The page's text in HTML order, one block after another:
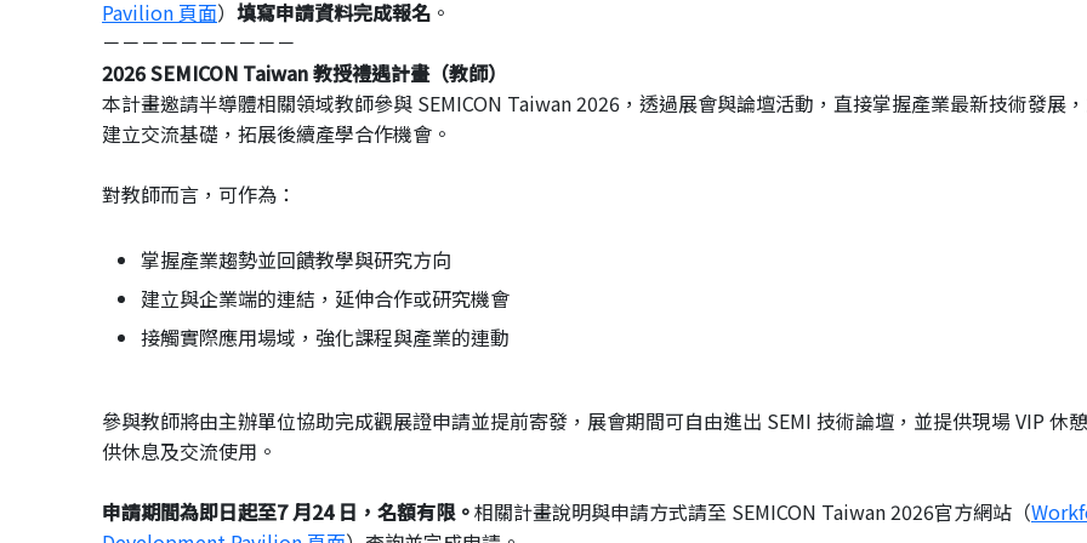
Pavilion 頁面） 填寫申請資料完成報名 。
－－－－－－－－－－
2026 SEMICON Taiwan 教授禮遇計畫（教師）
本計畫邀請半導體相關領域教師參與 SEMICON Taiwan 2026，透過展會與論壇活動，直接掌握產業最新技術發展，
建立交流基礎，拓展後續產學合作機會。
對教師而言，可作為：
掌握產業趨勢並回饋教學與研究方向
建立與企業端的連結，延伸合作或研究機會
接觸實際應用場域，強化課程與產業的連動
參與教師將由主辦單位協助完成觀展證申請並提前寄發， 展會期間可自由進出 SEMI 技術論壇，並提供現場 VIP 休
供休息及交流使用。
申請期間為即日起至7 月24 日，名額有限。相關計畫說明與申請方式請至 SEMICON Taiwan 2026官方網站（